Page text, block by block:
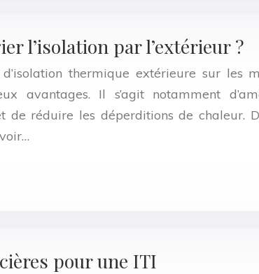
l’isolation par l’extérieur ?
d’isolation thermique extérieure sur les
avantages. Il s’agit notamment
de réduire les déperditions de chaleur.
pour une ITI